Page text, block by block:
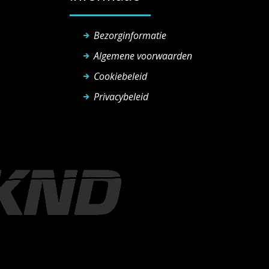
Bezorginformatie
Algemene voorwaarden
Cookiebeleid
Privacybeleid